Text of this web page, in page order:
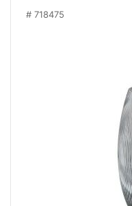
718475